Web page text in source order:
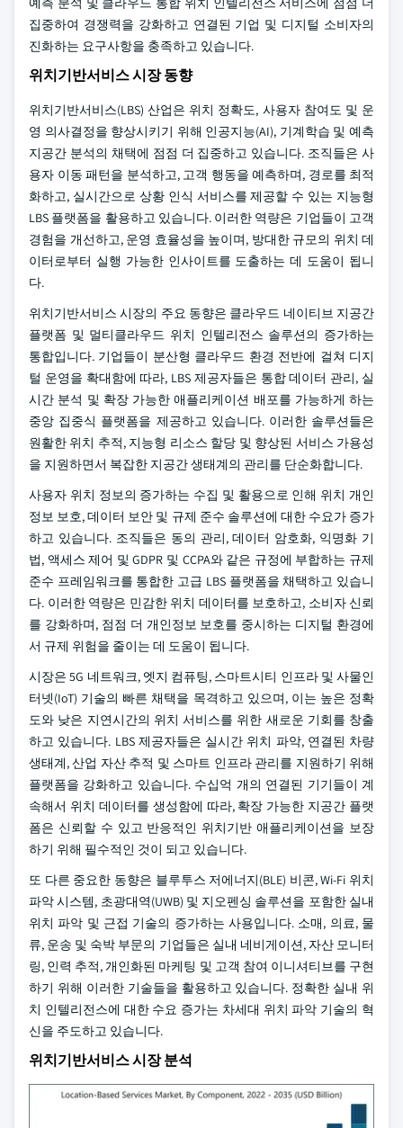
집중하여 경쟁력을 강화하고 연결된 기업 및 디지털 소비자의
진화하는 요구사항을 충족하고 있습니다.
위치기반서비스 시장 동향
위치기반서비스(LBS) 산업은 위치 정확도, 사용자 참여도 및 운
영 의사결정을 향상시키기 위해 인공지능(AI), 기계학습 및 예측
지공간 분석의 채택에 점점 더 집중하고 있습니다. 조직들은 사
용자 이동 패턴을 분석하고, 고객 행동을 예측하며, 경로를 최적
화하고, 실시간으로 상황 인식 서비스를 제공할 수 있는 지능형
LBS 플랫폼을 활용하고 있습니다. 이러한 역량은 기업들이 고객
경험을 개선하고, 운영 효율성을 높이며, 방대한 규모의 위치 데
이터로부터 실행 가능한 인사이트를 도출하는 데 도움이 됩니
다.
위치기반서비스 시장의 주요 동향은 클라우드 네이티브 지공간
플랫폼 및 멀티클라우드 위치 인텔리전스 솔루션의 증가하는
통합입니다. 기업들이 분산형 클라우드 환경 전반에 걸쳐 디지
털 운영을 확대함에 따라, LBS 제공자들은 통합 데이터 관리, 실
시간 분석 및 확장 가능한 애플리케이션 배포를 가능하게 하는
중앙 집중식 플랫폼을 제공하고 있습니다. 이러한 솔루션들은
원활한 위치 추적, 지능형 리소스 할당 및 향상된 서비스 가용성
을 지원하면서 복잡한 지공간 생태계의 관리를 단순화합니다.
사용자 위치 정보의 증가하는 수집 및 활용으로 인해 위치 개인
정보 보호, 데이터 보안 및 규제 준수 솔루션에 대한 수요가 증가
하고 있습니다. 조직들은 동의 관리, 데이터 암호화, 익명화 기
법, 액세스 제어 및 GDPR 및 CCPA와 같은 규정에 부합하는 규제
준수 프레임워크를 통합한 고급 LBS 플랫폼을 채택하고 있습니
다. 이러한 역량은 민감한 위치 데이터를 보호하고, 소비자 신뢰
를 강화하며, 점점 더 개인정보 보호를 중시하는 디지털 환경에
서 규제 위험을 줄이는 데 도움이 됩니다.
시장은 5G 네트워크, 엣지 컴퓨팅, 스마트시티 인프라 및 사물인
터넷(IoT) 기술의 빠른 채택을 목격하고 있으며, 이는 높은 정확
도와 낮은 지연시간의 위치 서비스를 위한 새로운 기회를 창출
하고 있습니다. LBS 제공자들은 실시간 위치 파악, 연결된 차량
생태계, 산업 자산 추적 및 스마트 인프라 관리를 지원하기 위해
플랫폼을 강화하고 있습니다. 수십억 개의 연결된 기기들이 계
속해서 위치 데이터를 생성함에 따라, 확장 가능한 지공간 플랫
폼은 신뢰할 수 있고 반응적인 위치기반 애플리케이션을 보장
하기 위해 필수적인 것이 되고 있습니다.
또 다른 중요한 동향은 블루투스 저에너지(BLE) 비콘, Wi-Fi 위치
파악 시스템, 초광대역(UWB) 및 지오펜싱 솔루션을 포함한 실내
위치 파악 및 근접 기술의 증가하는 사용입니다. 소매, 의료, 물
류, 운송 및 숙박 부문의 기업들은 실내 네비게이션, 자산 모니터
링, 인력 추적, 개인화된 마케팅 및 고객 참여 이니셔티브를 구현
하기 위해 이러한 기술들을 활용하고 있습니다. 정확한 실내 위
치 인텔리전스에 대한 수요 증가는 차세대 위치 파악 기술의 혁
신을 주도하고 있습니다.
위치기반서비스 시장 분석